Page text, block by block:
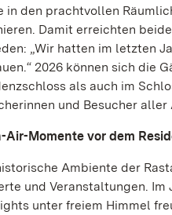
in den prachtvollen
Damit erreichten
„Wir hatten im letzten
2026 können sich die
als auch im
und Besucher
Air-Momente vor dem
Ambiente der
und Veranstaltungen.
unter freiem Himmel